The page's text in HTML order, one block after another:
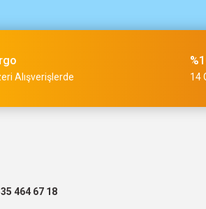
birde ürün siparişini veriyoruz teslimi
Alışverişlerde 14
464 67 18